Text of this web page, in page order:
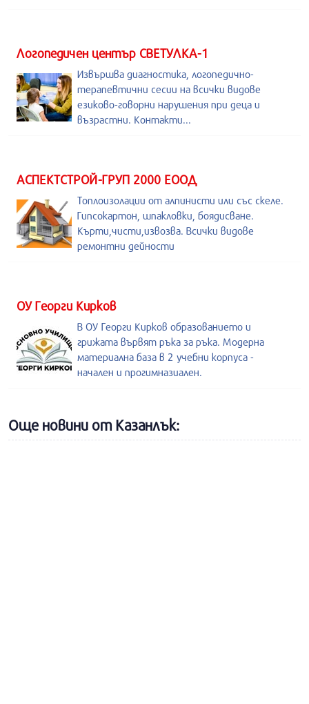
Логопедичен център СВЕТУЛКА-1
Извършва диагностика, логопедично-
терапевтични сесии на всички видове
езиково-говорни нарушения при деца и
възрастни. Контакти...
АСПЕКТСТРОЙ-ГРУП 2000 ЕООД
Топлоизолации от алпинисти или със скеле.
Гипсокартон, шпакловки, боядисване.
Кърти,чисти,извозва. Всички видове
ремонтни дейности
ОУ Георги Кирков
В ОУ Георги Кирков образованието и
грижата вървят ръка за ръка. Модерна
материална база в 2 учебни корпуса -
начален и прогимназиален.
Още новини от Казанлък: